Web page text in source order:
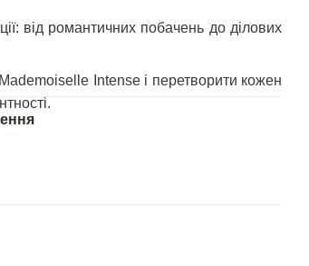
від романтичних побачень до ділових
Intense і перетворити кожен